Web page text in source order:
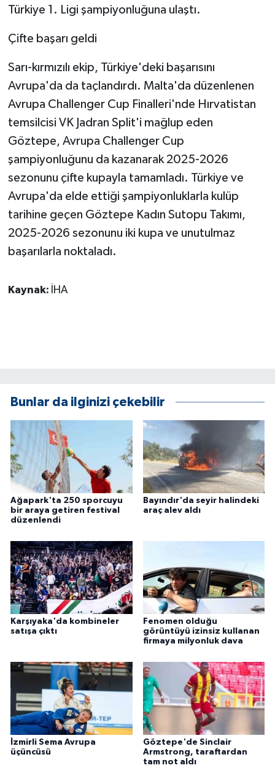
Türkiye 1. Ligi şampiyonluğuna ulaştı.
Çifte başarı geldi
Sarı-kırmızılı ekip, Türkiye'deki başarısını
Avrupa'da da taçlandırdı. Malta'da düzenlenen
Avrupa Challenger Cup Finalleri'nde Hırvatistan
temsilcisi VK Jadran Split'i mağlup eden
Göztepe, Avrupa Challenger Cup
şampiyonluğunu da kazanarak 2025-2026
sezonunu çifte kupayla tamamladı. Türkiye ve
Avrupa'da elde ettiği şampiyonluklarla kulüp
tarihine geçen Göztepe Kadın Sutopu Takımı,
2025-2026 sezonunu iki kupa ve unutulmaz
başarılarla noktaladı.
Kaynak: İHA
Bunlar da ilginizi çekebilir
Ağapark'ta 250 sporcuyu
bir araya getiren festival
düzenlendi
Bayındır'da seyir halindeki
araç alev aldı
Karşıyaka'da kombineler
satışa çıktı
Fenomen olduğu
görüntüyü izinsiz kullanan
firmaya milyonluk dava
İzmirli Sema Avrupa
üçüncüsü
Göztepe'de Sinclair
Armstrong, taraftardan
tam not aldı
YEREL
Yerel Haberler